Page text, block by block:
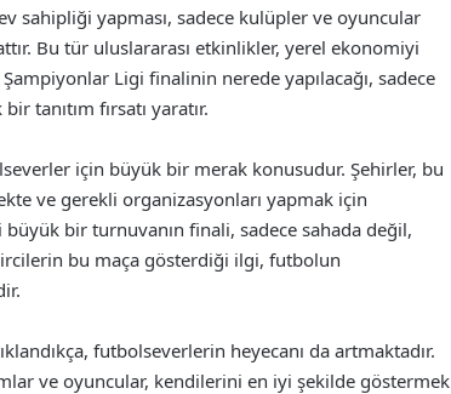
sahipliği yapması, sadece kulüpler ve oyuncular
Bu tür uluslararası etkinlikler, yerel ekonomiyi
Ligi finalinin nerede yapılacağı, sadece
tanıtım fırsatı yaratır.
için büyük bir merak konusudur. Şehirler, bu
ve gerekli organizasyonları yapmak için
bir turnuvanın finali, sadece sahada değil,
bu maça gösterdiği ilgi, futbolun
futbolseverlerin heyecanı da artmaktadır.
ve oyuncular, kendilerini en iyi şekilde göstermek